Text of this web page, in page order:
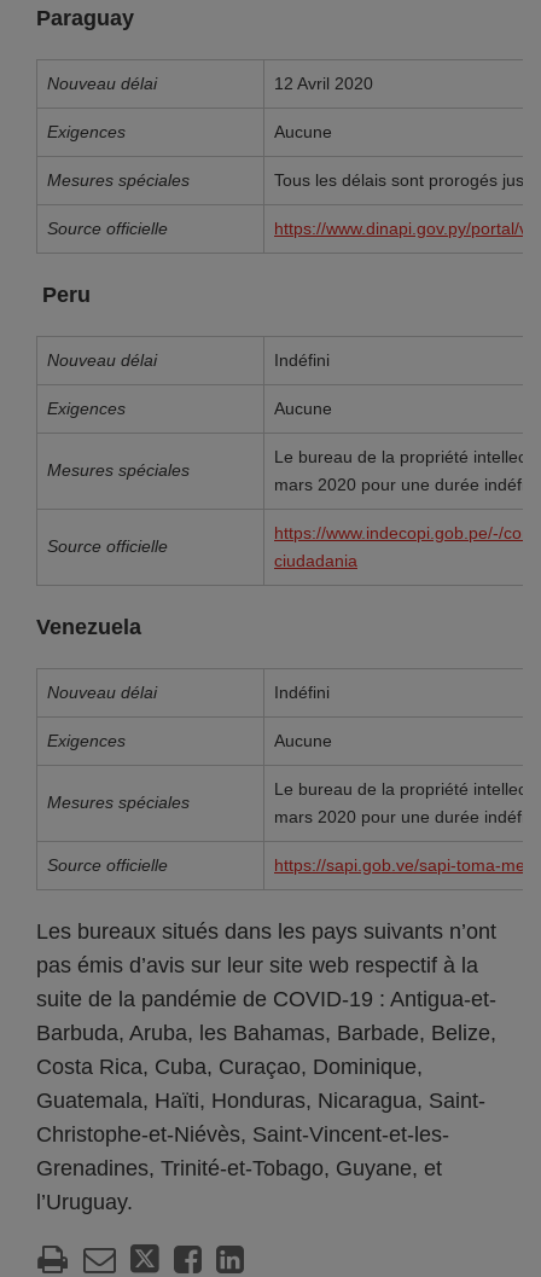
Paraguay
Nouveau délai 12 Avril 2020
Exigences Aucune
Mesures spéciales Tous les délais sont prorogés
Source officielle https://www.dinapi.gov.py/portal/v2
Peru
Nouveau délai Indéfini
Exigences Aucune
Mesures spéciales
Le bureau de la propriété
mars 2020 pour une durée
Source officielle
https://www.indecopi.gob.pe/-/
ciudadania
Venezuela
Nouveau délai Indéfini
Exigences Aucune
Mesures spéciales
Le bureau de la propriété
mars 2020 pour une durée
Source officielle https://sapi.gob.ve/sapi-toma-
Les bureaux situés dans les pays suivants n’ont
pas émis d’avis sur leur site web respectif à la
suite de la pandémie de COVID-19 : Antigua-et-
Barbuda, Aruba, les Bahamas, Barbade, Belize,
Costa Rica, Cuba, Curaçao, Dominique,
Guatemala, Haïti, Honduras, Nicaragua, Saint-
Christophe-et-Niévès, Saint-Vincent-et-les-
Grenadines, Trinité-et-Tobago, Guyane, et
l’Uruguay.